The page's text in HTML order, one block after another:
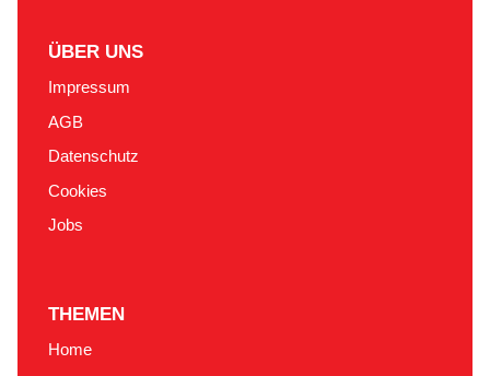
ÜBER UNS
Impressum
AGB
Datenschutz
Cookies
Jobs
THEMEN
Home